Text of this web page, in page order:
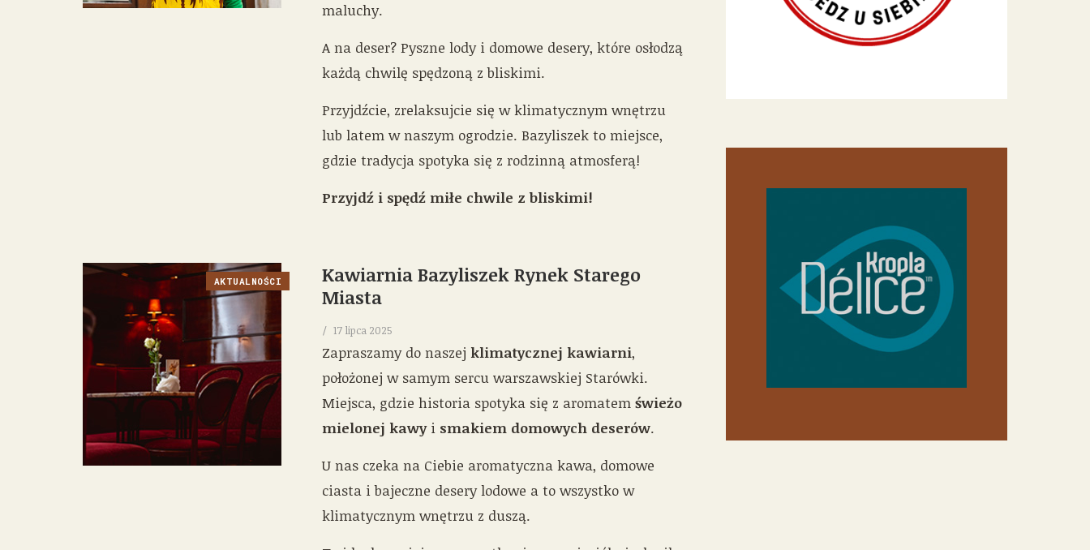
maluchy.
A na deser? Pyszne lody i domowe desery, które osłodzą
każdą chwilę spędzoną z bliskimi.
Przyjdźcie, zrelaksujcie się w klimatycznym wnętrzu
lub latem w naszym ogrodzie. Bazyliszek to miejsce,
gdzie tradycja spotyka się z rodzinną atmosferą!
Przyjdź i spędź miłe chwile z bliskimi!
Kawiarnia Bazyliszek Rynek Starego
Miasta
AKTUALNOŚCI
17 lipca 2025
Zapraszamy do naszej klimatycznej kawiarni,
położonej w samym sercu warszawskiej Starówki.
Miejsca, gdzie historia spotyka się z aromatemświeżo
mielonej kawyi smakiem domowych deserów.
U nas czeka na Ciebie aromatyczna kawa, domowe
ciasta i bajeczne desery lodowe a to wszystko w
klimatycznym wnętrzu z duszą.